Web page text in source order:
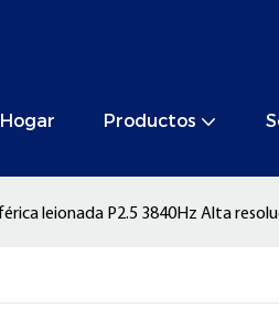
Hogar Productos
leionada P2.5 3840Hz Alta